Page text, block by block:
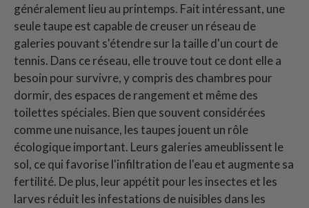
généralement lieu au printemps. Fait intéressant, une
seule taupe est capable de creuser un réseau de
galeries pouvant s'étendre sur la taille d'un court de
tennis. Dans ce réseau, elle trouve tout ce dont elle a
besoin pour survivre, y compris des chambres pour
dormir, des espaces de rangement et même des
toilettes spéciales. Bien que souvent considérées
comme une nuisance, les taupes jouent un rôle
écologique important. Leurs galeries ameublissent le
sol, ce qui favorise l'infiltration de l'eau et augmente sa
fertilité. De plus, leur appétit pour les insectes et les
larves réduit les infestations de nuisibles dans les